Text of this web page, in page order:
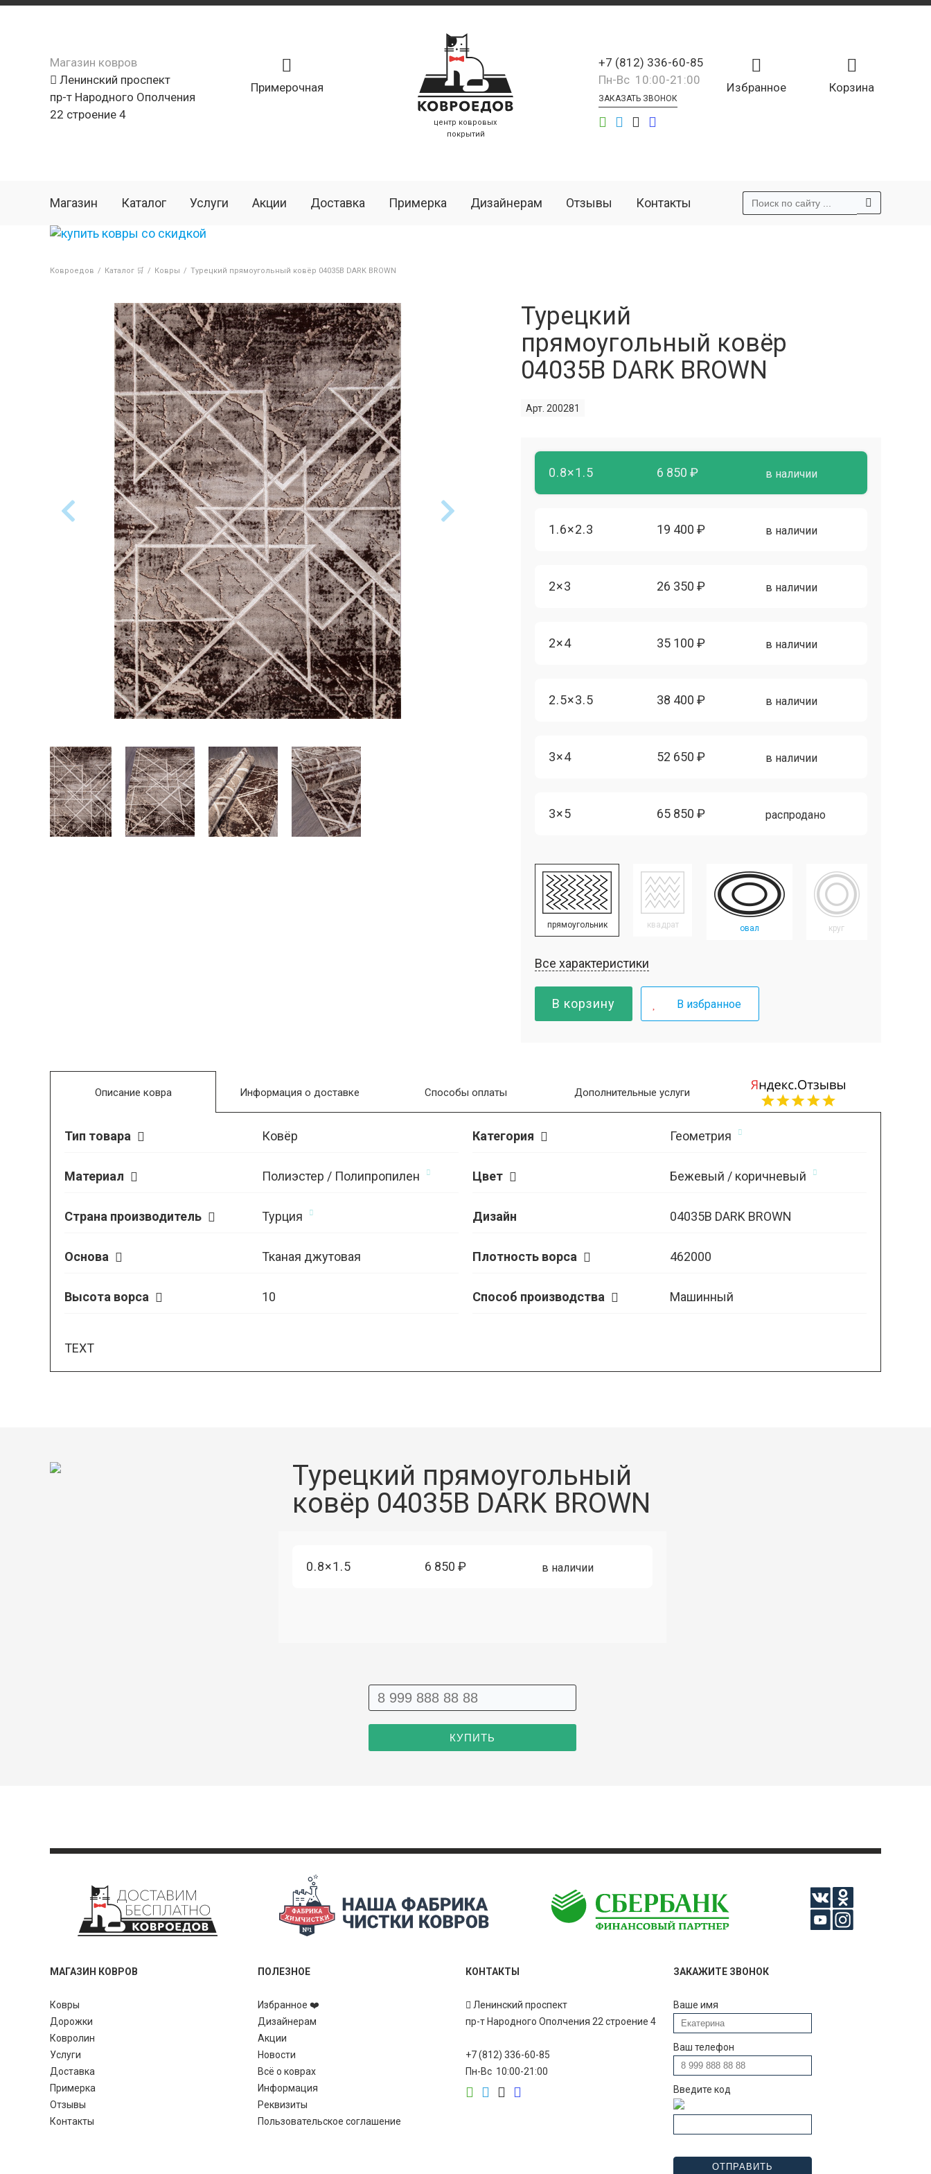
Магазин ковров
Ленинский проспект
пр-т Народного Ополчения
22 строение 4
Примерочная
центр ковровых
покрытий
Корзина
Избранное
+7 (812) 336-60-85
Пн-Вс 10:00-21:00
ЗАКАЗАТЬ ЗВОНОК
Магазин Каталог Услуги Акции Доставка Примерка Дизайнерам Отзывы Контакты
Ковроедов / Каталог 🛒 / Ковры / Турецкий прямоугольный ковёр 04035B DARK BROWN
Турецкий
прямоугольный ковёр
04035B DARK BROWN
Арт. 200281
0.8×1.5 6 850 ₽ в наличии
1.6×2.3 19 400 ₽ в наличии
2×3 26 350 ₽ в наличии
2×4 35 100 ₽ в наличии
2.5×3.5 38 400 ₽ в наличии
3×4 52 650 ₽ в наличии
3×5 65 850 ₽ распродано
прямоугольник квадрат овал круг
Все характеристики
В корзину В избранное
Описание ковра
Тип товара Ковёр Категория Геометрия
Материал Полиэстер / Полипропилен Цвет Бежевый / коричневый
Страна производитель Турция Дизайн 04035B DARK BROWN
Основа Тканая джутовая Плотность ворса 462000
Высота ворса 10 Способ производства Машинный
TEXT
Информация о доставке Способы оплаты Дополнительные услуги
Турецкий прямоугольный
ковёр 04035B DARK BROWN
0.8×1.5 6 850 ₽ в наличии
МАГАЗИН КОВРОВ
Ковры
Дорожки
Ковролин
Услуги
Доставка
Примерка
Отзывы
Контакты
ПОЛЕЗНОЕ
Избранное ❤️
Дизайнерам
Акции
Новости
Всё о коврах
Информация
Реквизиты
Пользовательское соглашение
КОНТАКТЫ
Ленинский проспект
пр-т Народного Ополчения 22 строение 4
+7 (812) 336-60-85
Пн-Вс 10:00-21:00
ЗАКАЖИТЕ ЗВОНОК
Ваше имя
Ваш телефон
Введите код